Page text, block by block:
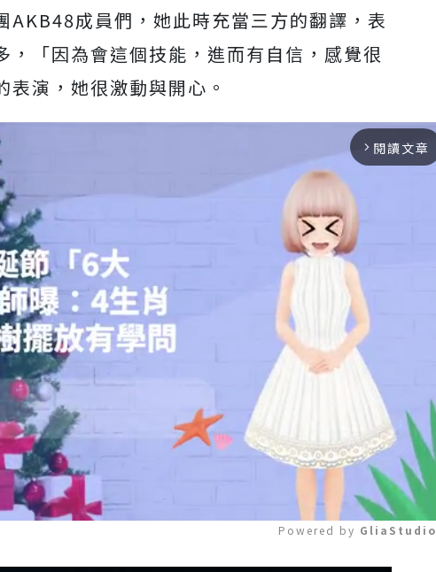
AKB48成員們，她此時充當三方的翻譯，表
，「因為會這個技能，進而有自信，感覺很
演，她很激動與開心。
arrow_forward_ios 閱讀文章
Powered by